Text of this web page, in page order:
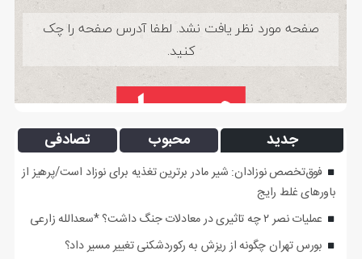
جدید محبوب تصادفی
فوق‌تخصص نوزادان: شیر مادر برترین تغذیه برای نوزاد است/پرهیز از
باورهای غلط رایج
عملیات نصر ۲ چه تاثیری در معادلات جنگ داشت؟ *سعدالله زارعی
بورس تهران چگونه از ریزش به رکوردشکنی تغییر مسیر داد؟